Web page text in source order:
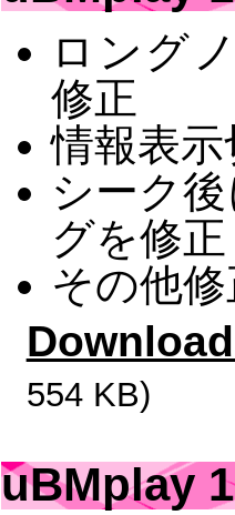
ロング
修正
情報表
シーク
グを修正
その他
554 KB)
uBMplay